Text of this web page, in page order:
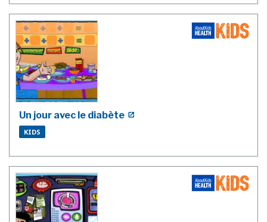
Un jour avec le diabète
KIDS